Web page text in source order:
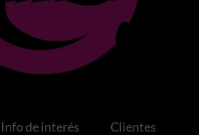
Info de interés Clientes